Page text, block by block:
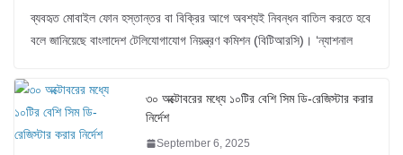
ব্যবহৃত মোবাইল ফোন হস্তান্তর বা বিক্রির আগে অবশ্যই নিবন্ধন বাতিল করতে হবে
বলে জানিয়েছে বাংলাদেশ টেলিযোগাযোগ নিয়ন্ত্রণ কমিশন (বিটিআরসি)। ‘ন্যাশনাল
৩০ অক্টোবরের মধ্যে ১০টির বেশি সিম ডি-রেজিস্টার করার
নির্দেশ
September 6, 2025